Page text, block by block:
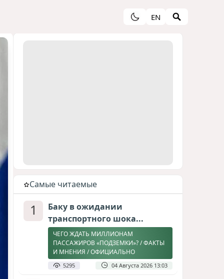
EN
Cамые читаемые
1
Баку в ожидании
транспортного шока...
ЧЕГО ЖДАТЬ МИЛЛИОНАМ
ПАССАЖИРОВ «ПОДЗЕМКИ»? / ФАКТЫ
И МНЕНИЯ / ОФИЦИАЛЬНО
5295 04 Августа 2026 13:03